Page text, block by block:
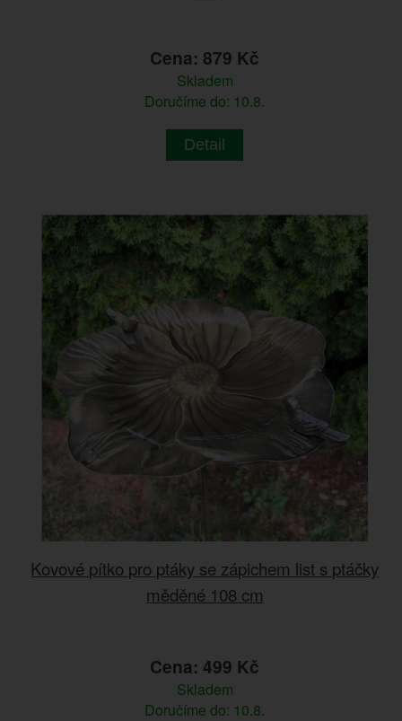
Cena: 879 Kč
Skladem
Doručíme do: 10.8.
Detail
Kovové pítko pro ptáky se zápichem list s ptáčky
měděné 108 cm
Cena: 499 Kč
Skladem
Doručíme do: 10.8.